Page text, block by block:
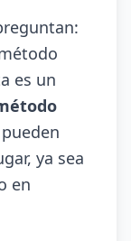
es un
ya sea
en